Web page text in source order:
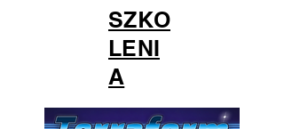
SZKO
LENI
A